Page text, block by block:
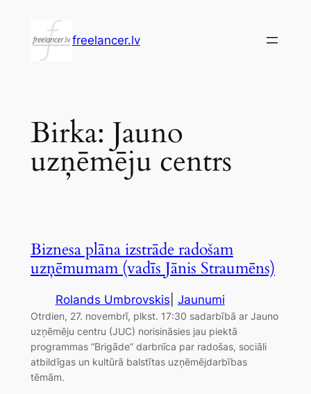
saturu
freelancer.lv
Birka: Jauno
uzņēmēju centrs
Biznesa plāna izstrāde radošam
uzņēmumam (vadīs Jānis Straumēns)
Rolands Umbrovskis Jaunumi
Otrdien, 27. novembrī, plkst. 17:30 sadarbībā ar Jauno
uzņēmēju centru (JUC) norisināsies jau piektā
programmas “Brigāde” darbnīca par radošas, sociāli
atbildīgas un kultūrā balstītas uzņēmējdarbības
tēmām.